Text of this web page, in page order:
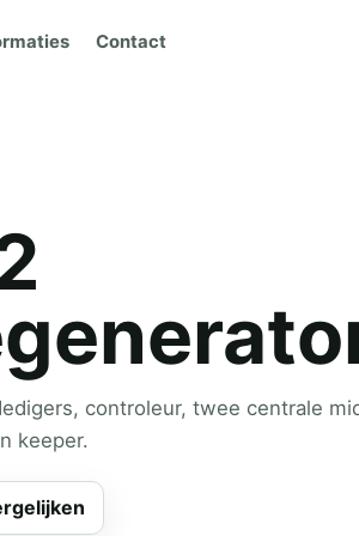
Contact
controleur, twee centrale
keeper.